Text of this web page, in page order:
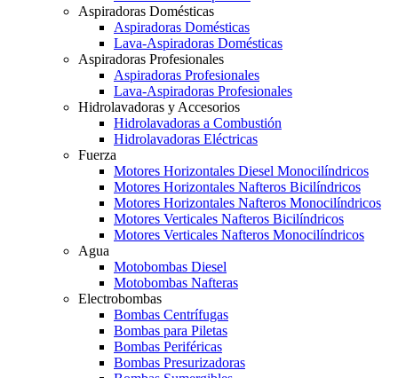
Aspiradoras Domésticas
Aspiradoras Domésticas
Lava-Aspiradoras Domésticas
Aspiradoras Profesionales
Aspiradoras Profesionales
Lava-Aspiradoras Profesionales
Hidrolavadoras y Accesorios
Hidrolavadoras a Combustión
Hidrolavadoras Eléctricas
Fuerza
Motores Horizontales Diesel Monocilíndricos
Motores Horizontales Nafteros Bicilíndricos
Motores Horizontales Nafteros Monocilíndricos
Motores Verticales Nafteros Bicilíndricos
Motores Verticales Nafteros Monocilíndricos
Agua
Motobombas Diesel
Motobombas Nafteras
Electrobombas
Bombas Centrífugas
Bombas para Piletas
Bombas Periféricas
Bombas Presurizadoras